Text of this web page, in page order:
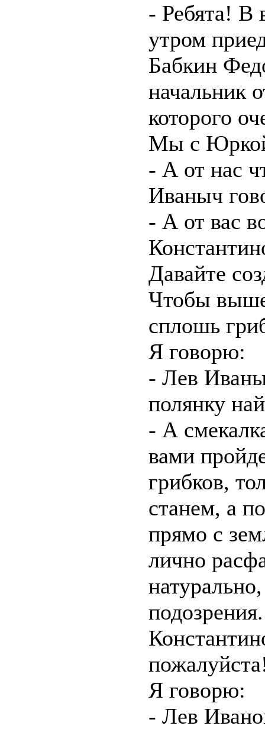
- Ребята! В
утром
Бабкин
начальник
которого
Мы с
- А от нас
Иваныч
- А от вас
Давайте
Чтобы
сплошь
Я говорю:
- Лев
полянку
- А
вами
грибков,
станем, а
прямо с
лично
Я говорю:
- Лев